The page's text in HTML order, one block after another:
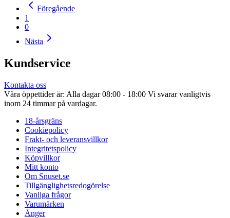
Föregående
1
0
Nästa
Kundservice
Kontakta oss
Våra öppettider är: Alla dagar 08:00 - 18:00 Vi svarar vanligtvis
inom 24 timmar på vardagar.
18-årsgräns
Cookiepolicy
Frakt- och leveransvillkor
Integritetspolicy
Köpvillkor
Mitt konto
Om Snuset.se
Tillgänglighetsredogörelse
Vanliga frågor
Varumärken
Ånger